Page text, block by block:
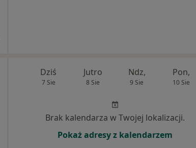
Dziś
7 Sie
Jutro
8 Sie
Ndz,
9 Sie
Pon,
10 Sie
Brak kalendarza w Twojej lokalizacji.
Pokaż adresy z kalendarzem